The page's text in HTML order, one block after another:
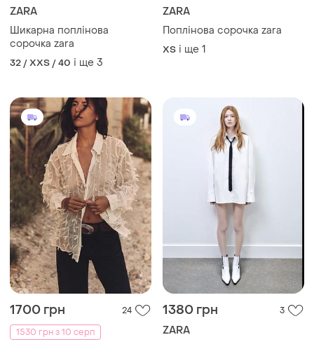
ZARA
Шикарна поплінова
сорочка zara
32 / XXS / 40 і ще 3
ZARA
Поплінова сорочка zara
ХS і ще 1
1700 грн
24
1530 грн з 10 серп
1380 грн 3
ZARA